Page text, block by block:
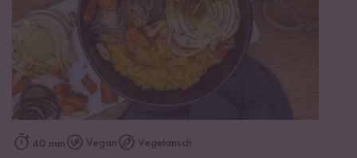
40 min Vegan Vegetarisch